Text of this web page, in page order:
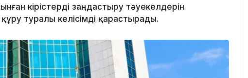
кірістерді заңдастыру тәуекелдерін
туралы келісімді қарастырады.